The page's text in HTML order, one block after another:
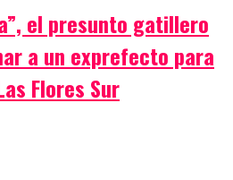
el presunto gatillero
a un exprefecto para
Flores Sur